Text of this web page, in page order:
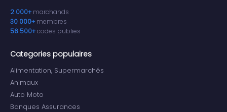
2 000+ marchands
30 000+ membres
56 500+codes publies
Categories populaires
Alimentation, Supermarchés
Animaux
Auto Moto
Banques Assurances